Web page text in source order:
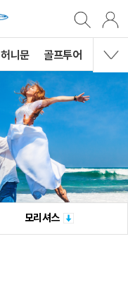
허니문 골프투어 MVG
모리셔스